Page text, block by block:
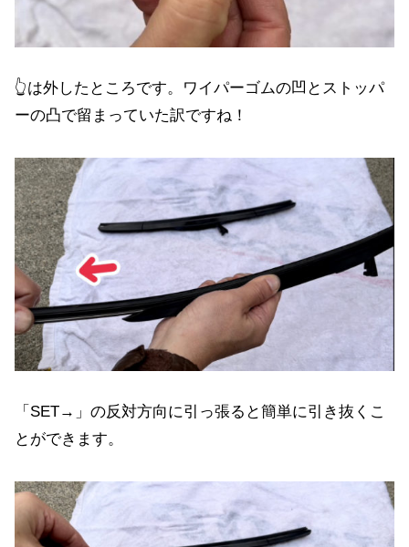
👆は外したところです。ワイパーゴムの凹とストッパ
ーの凸で留まっていた訳ですね！
「SET→」の反対方向に引っ張ると簡単に引き抜くこ
とができます。